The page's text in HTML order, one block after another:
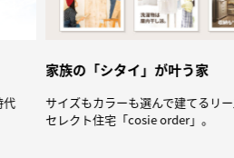
代
家族の「シタイ」が叶う家
サイズもカラーも選んで建てるリー
セレクト住宅「cosie order」。